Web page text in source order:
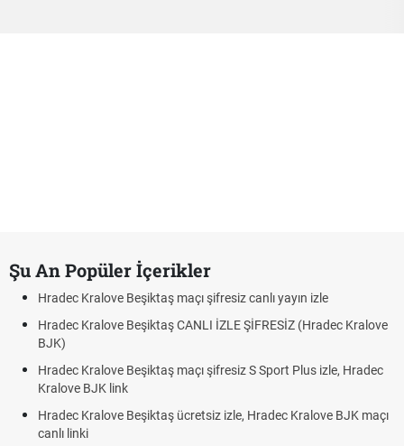
Şu An Popüler İçerikler
Hradec Kralove Beşiktaş maçı şifresiz canlı yayın izle
Hradec Kralove Beşiktaş CANLI İZLE ŞİFRESİZ (Hradec Kralove
BJK)
Hradec Kralove Beşiktaş maçı şifresiz S Sport Plus izle, Hradec
Kralove BJK link
Hradec Kralove Beşiktaş ücretsiz izle, Hradec Kralove BJK maçı
canlı linki